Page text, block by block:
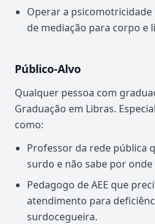
Operar a
de mediação para corpo e
Público-Alvo
Qualquer pessoa com
Graduação em Libras.
como:
Professor da rede pública
surdo e não sabe por onde
Pedagogo de AEE que
atendimento para
surdocegueira.